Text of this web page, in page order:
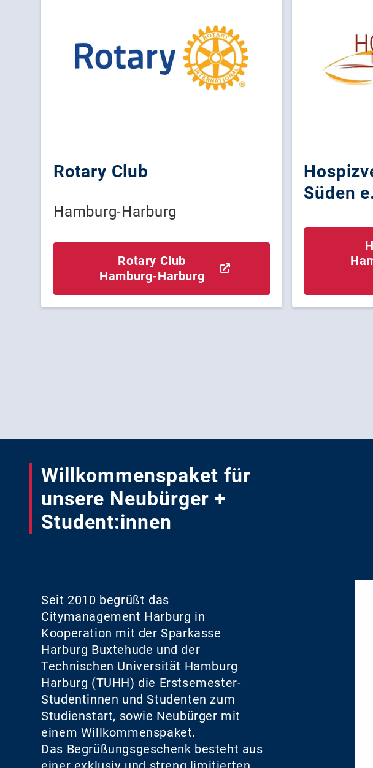
Rotary Club
Hamburg-Harburg
Rotary Club
Hamburg-Harburg
Süden
Willkommenspaket für
unsere Neubürger +
Student:innen
Seit 2010 begrüßt das
Citymanagement Harburg in
Kooperation mit der Sparkasse
Harburg Buxtehude und der
Technischen Universität Hamburg
Harburg (TUHH) die Erstsemester-
Studentinnen und Studenten zum
Studienstart, sowie Neubürger mit
einem Willkommenspaket.
Das Begrüßungsgeschenk besteht aus